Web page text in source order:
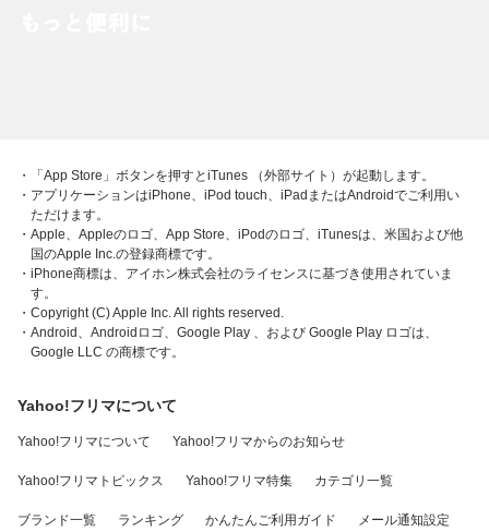
・「App Store」ボタンを押すとiTunes （外部サイト）が起動します。
・アプリケーションはiPhone、iPod touch、iPadまたはAndroidでご利用い
ただけます。
・Apple、Appleのロゴ、App Store、iPodのロゴ、iTunesは、米国および他
国のApple Inc.の登録商標です。
・iPhone商標は、アイホン株式会社のライセンスに基づき使用されていま
す。
・Copyright (C) Apple Inc. All rights reserved.
・Android、Androidロゴ、Google Play 、および Google Play ロゴは、
Google LLC の商標です。
Yahoo!フリマについて
Yahoo!フリマについて Yahoo!フリマからのお知らせ
Yahoo!フリマトピックス Yahoo!フリマ特集 カテゴリ一覧
ブランド一覧 ランキング かんたんご利用ガイド メール通知設定